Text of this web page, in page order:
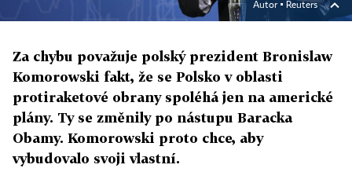
Autor ▪ Reuters
Za chybu považuje polský prezident Bronislaw
Komorowski fakt, že se Polsko v oblasti
protiraketové obrany spoléhá jen na americké
plány. Ty se změnily po nástupu Baracka
Obamy. Komorowski proto chce, aby
vybudovalo svoji vlastní.